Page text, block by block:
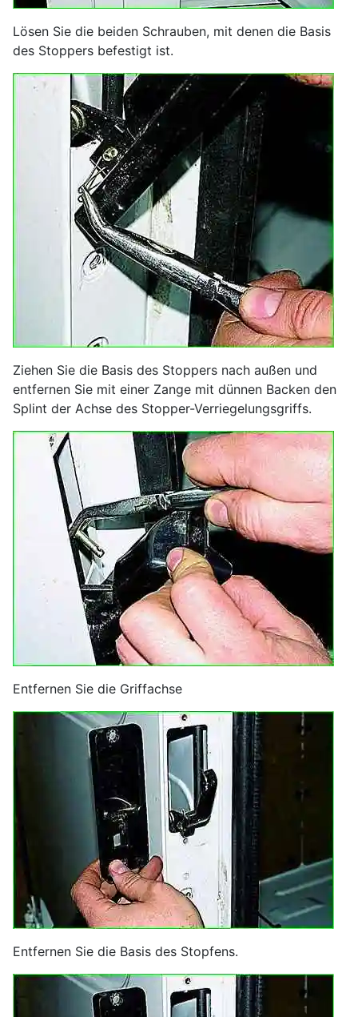
Lösen Sie die beiden Schrauben, mit denen die Basis
des Stoppers befestigt ist.
Ziehen Sie die Basis des Stoppers nach außen und
entfernen Sie mit einer Zange mit dünnen Backen den
Splint der Achse des Stopper-Verriegelungsgriffs.
Entfernen Sie die Griffachse
Entfernen Sie die Basis des Stopfens.